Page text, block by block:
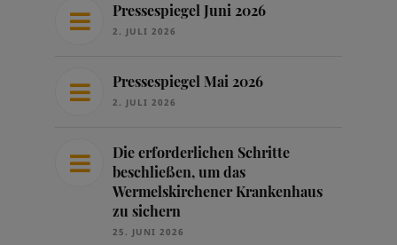
Pressespiegel Juni 2026
2. JULI 2026
Pressespiegel Mai 2026
2. JULI 2026
Die erforderlichen Schritte
beschließen, um das
Wermelskirchener Krankenhaus
zu sichern
25. JUNI 2026